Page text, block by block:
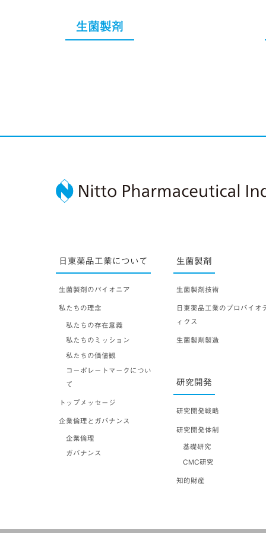
生菌製剤
日東薬品工業について
生菌製剤のパイオニア
私たちの理念
私たちの存在意義
私たちのミッション
私たちの価値観
コーポレートマークについ
て
トップメッセージ
企業倫理とガバナンス
企業倫理
ガバナンス
生菌製剤
生菌製剤技術
日東薬品工業のプロバイオ
ィクス
生菌製剤製造
研究開発
研究開発戦略
研究開発体制
基礎研究
CMC研究
知的財産